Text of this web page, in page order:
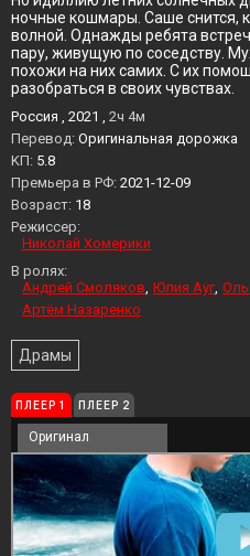
ночные кошмары. Саше снится,
волной. Однажды ребята
пару, живущую по соседству.
похожи на них самих. С их
разобраться в своих чувствах.
Россия , 2021 , 2ч 4м
Перевод: Оригинальная дорожка
KП: 5.8
Премьера в РФ: 2021-12-09
Возраст: 18
Режиссер:
Николай Хомерики
В ролях:
Андрей Смоляков Юлия Ауг
Артём Назаренко
Драмы
ПЛЕЕР 1 ПЛЕЕР 2
Оригинал